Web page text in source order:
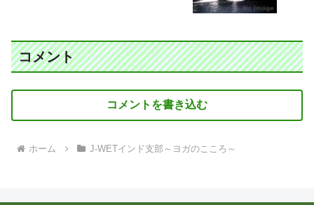
コメント
コメントを書き込む
ホーム J-WETインド支部～ヨガのこころ～